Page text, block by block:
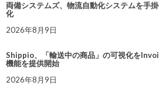
両備システムズ、物流自動化システムを手
化
2026年8月9日
Shippio、「輸送中の商品」の可視化を
機能を提供開始
2026年8月9日